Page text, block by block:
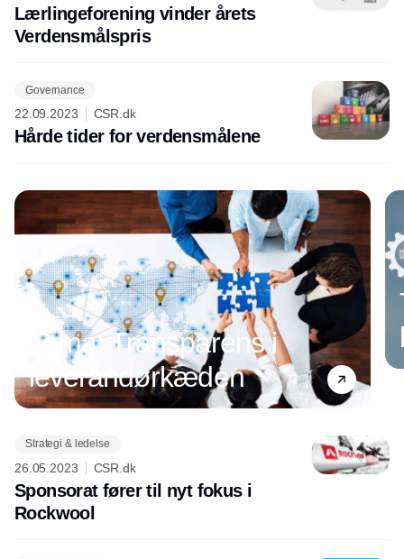
Lærlingeforening vinder årets
Verdensmålspris
Governance
22.09.2023 CSR.dk
Hårde tider for verdensmålene
Tema: Transparens i
leverandørkæden
Strategi & ledelse
26.05.2023 CSR.dk
Sponsorat fører til nyt fokus i
Rockwool